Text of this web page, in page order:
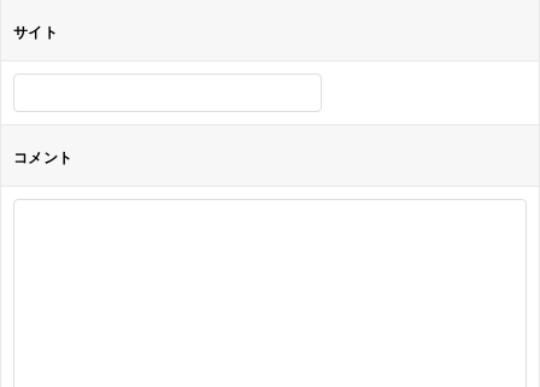
サイト
コメント